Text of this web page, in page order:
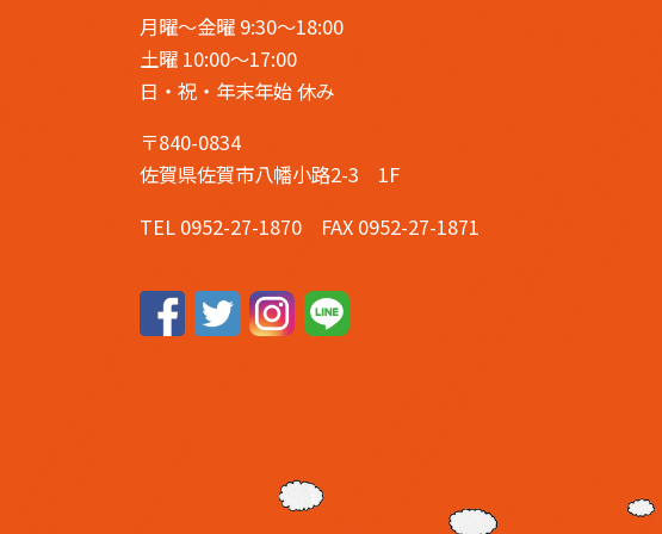
月曜～金曜 9:30～18:00
土曜 10:00～17:00
日・祝・年末年始 休み
〒840-0834
佐賀県佐賀市八幡小路2-3 1F
TEL 0952-27-1870 FAX 0952-27-1871